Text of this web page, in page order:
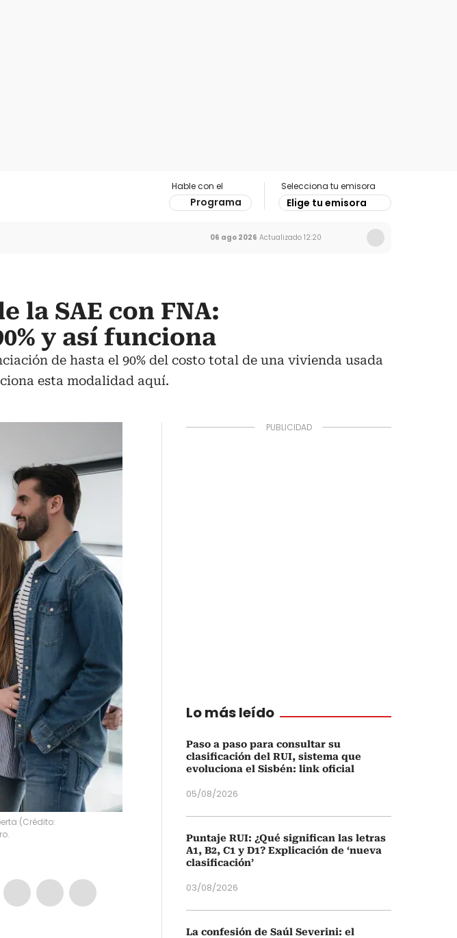
Hable con el
Programa
Selecciona tu emisora
Elige tu emisora
06 ago 2026 Actualizado 12:20
la SAE con FNA:
y así funciona
de hasta el 90% del costo total de una vivienda usada
esta modalidad aquí.
(Crédito:
Lo más leído
Paso a paso para consultar su
clasificación del RUI, sistema que
evoluciona el Sisbén: link oficial
05/08/2026
Puntaje RUI: ¿Qué significan las letras
A1, B2, C1 y D1? Explicación de ‘nueva
clasificación’
03/08/2026
La confesión de Saúl Severini: el